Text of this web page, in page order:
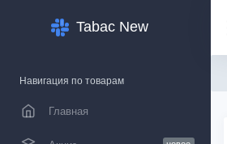
Tabac New
Навигация по товарам
Главная